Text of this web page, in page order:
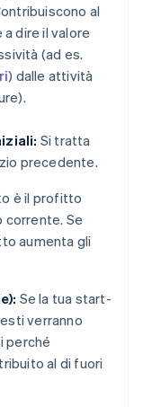
al
dire il valore
(ad es.
) dalle attività
Si tratta
precedente.
è il profitto
corrente. Se
aumenta gli
Se la tua start-
verranno
perché
al di fuori